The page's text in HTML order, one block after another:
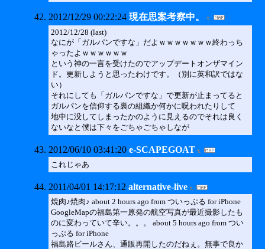
2012/12/29 00:22:24 現在思案考察中。
2012/12/28 (last)
なにが「ガルパンですな」だよｗｗｗｗｗｗｗ終わっち
ゃったよｗｗｗｗｗｗ
という神の一言を受けたのでアップデートオンザマイン
ド。更新しようと思ったわけです。（別に英和訳ではな
い）
それにしても「ガルパンですな」で更新が止まってると
ガルパンを信仰する裏の組織か何かに呪われたりして
地中に没してしまったかのように見えるのでそれは良く
ないなと僕は下々をごちゃごちゃしなが
2012/06/10 03:41:20 e-SCAPEGOAT
これじゃあ
2011/04/01 14:17:12 alternative-live
焼肉♪焼肉♪ about 2 hours ago from ついっぷる for iPhone
GoogleMapの福島第一原発の航空写真が最近撮影したも
のに変わっていて辛い。。。 about 5 hours ago from つい
っぷる for iPhone
福島路ビールさん、通販再開したのだねぇ。無事で良か